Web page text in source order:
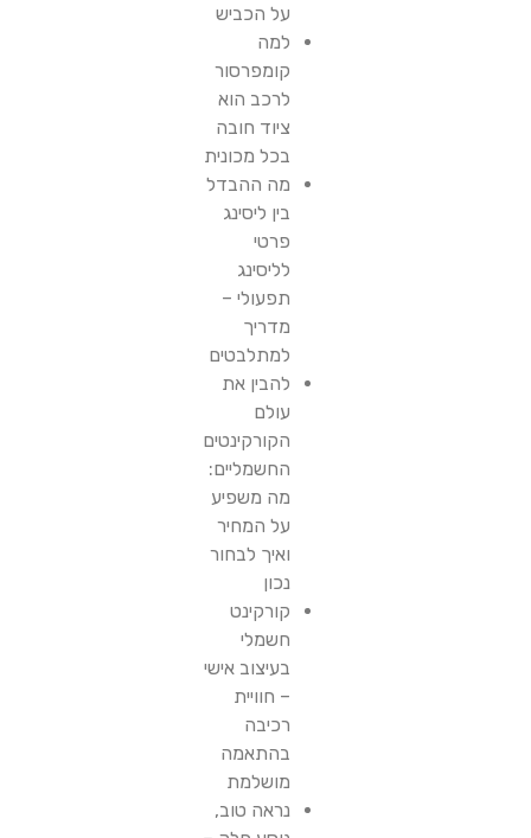
על הכביש
למה
קומפרסור
לרכב הוא
ציוד חובה
בכל מכונית
מה ההבדל
בין ליסינג
פרטי
לליסינג
תפעולי –
מדריך
למתלבטים
להבין את
עולם
הקורקינטים
החשמליים:
מה משפיע
על המחיר
ואיך לבחור
נכון
קורקינט
חשמלי
בעיצוב אישי
– חוויית
רכיבה
בהתאמה
מושלמת
נראה טוב,